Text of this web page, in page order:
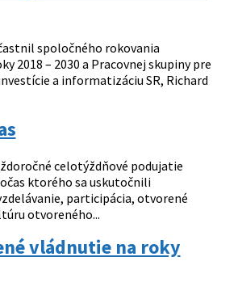
spoločného rokovania
2018 – 2030 a Pracovnej skupiny pre
a informatizáciu SR, Richard
celotýždňové podujatie
ktorého sa uskutočnili
participácia, otvorené
otvoreného...
vládnutie na roky